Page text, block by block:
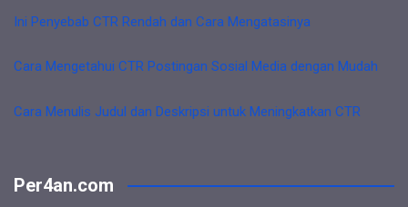
Ini Penyebab CTR Rendah dan Cara Mengatasinya
Cara Mengetahui CTR Postingan Sosial Media dengan Mudah
Cara Menulis Judul dan Deskripsi untuk Meningkatkan CTR
Per4an.com